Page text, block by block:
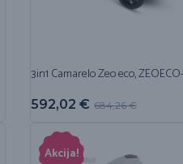
3in1 Camarelo Zeo eco,
684,26€
592,02 €
Akcija!